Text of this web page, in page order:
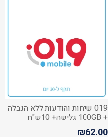
019 שיחות והודעות ללא הגבלה
+ 100GB גלישה+ 10ש"ח
לשיחות מישראל לחו"ל
₪62.00